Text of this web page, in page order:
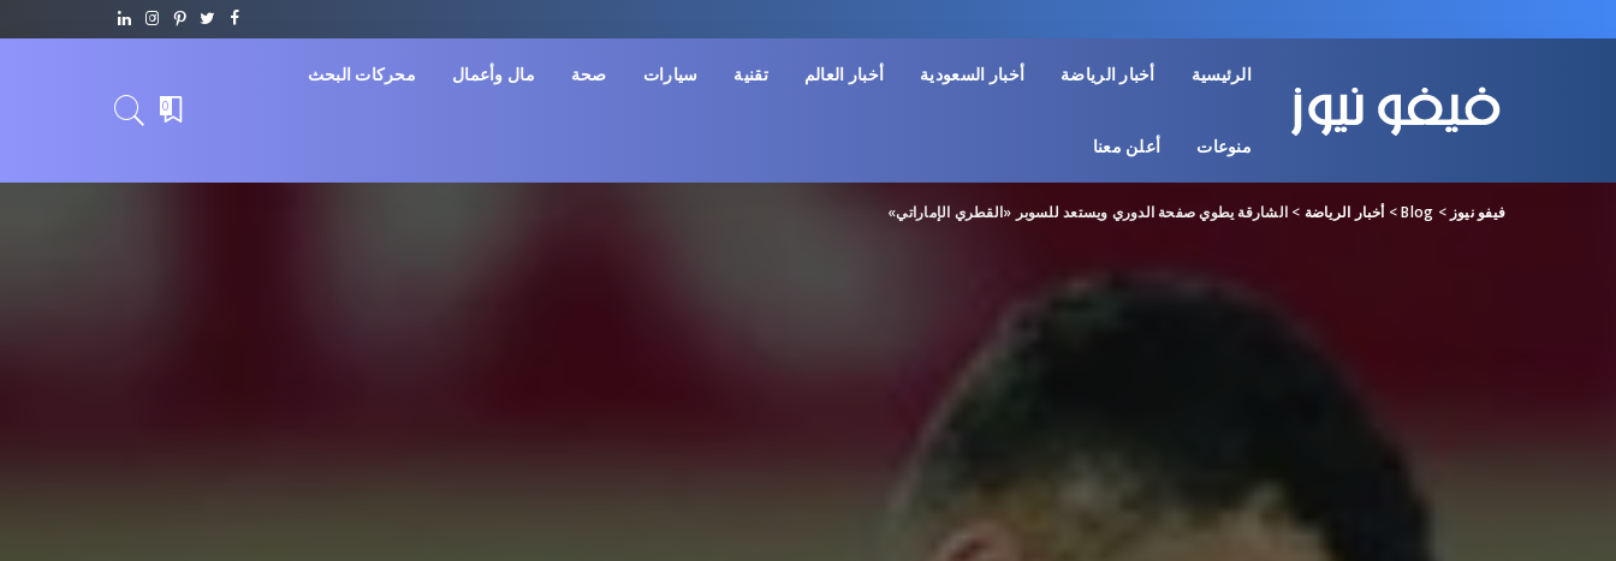
الرئيسية أخبار الرياضة أخبار السعودية أخبار العالم تقنية سيارات صحة مال وأعمال محركات البحث
منوعات أعلن معنا
0
فيفو نيوز >
Blog
>أخبار الرياضة > الشارقة يطوي صفحة الدوري ويستعد للسوبر «القطري الإماراتي»